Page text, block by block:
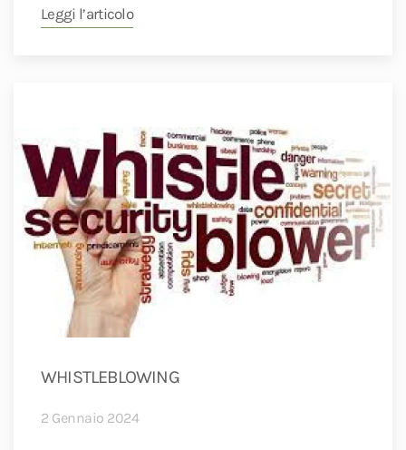
Leggi l’articolo
WHISTLEBLOWING
2 Gennaio 2024